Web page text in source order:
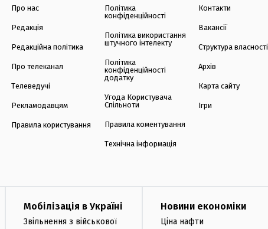
Про нас
Редакція
Редакційна політика
Про телеканал
Телеведучі
Рекламодавцям
Правила користування
Політика
конфіденційності
Політика використання
штучного інтелекту
Політика
конфіденційності
додатку
Угода Користувача
Спільноти
Правила коментування
Технічна інформація
Контакти
Вакансії
Структура власності
Архів
Карта сайту
Ігри
Мобілізація в Україні
Звільнення з військової
Новини економіки
Ціна нафти